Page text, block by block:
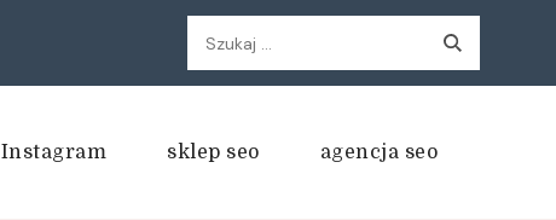
Szukaj:
Instagram sklep seo agencja seo